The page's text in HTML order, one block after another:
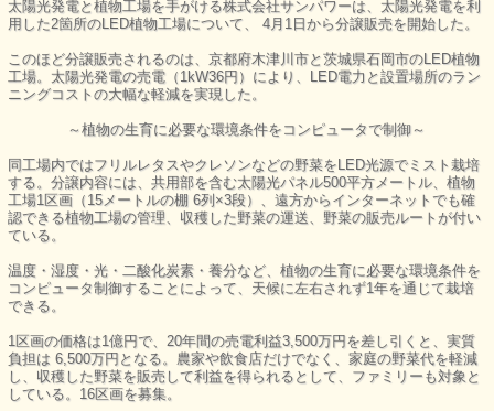
太陽光発電と植物工場を手がける株式会社サンパワーは、太陽光発電を利
用した2箇所のLED植物工場について、 4月1日から分譲販売を開始した。
このほど分譲販売されるのは、京都府木津川市と茨城県石岡市のLED植物
工場。太陽光発電の売電（1kW36円）により、LED電力と設置場所のラン
ニングコストの大幅な軽減を実現した。
～植物の生育に必要な環境条件をコンピュータで制御～
同工場内ではフリルレタスやクレソンなどの野菜をLED光源でミスト栽培
する。分譲内容には、共用部を含む太陽光パネル500平方メートル、植物
工場1区画（15メートルの棚 6列×3段）、遠方からインターネットでも確
認できる植物工場の管理、収穫した野菜の運送、野菜の販売ルートが付い
ている。
温度・湿度・光・二酸化炭素・養分など、植物の生育に必要な環境条件を
コンピュータ制御することによって、天候に左右されず1年を通じて栽培
できる。
1区画の価格は1億円で、20年間の売電利益3,500万円を差し引くと、実質
負担は 6,500万円となる。農家や飲食店だけでなく、家庭の野菜代を軽減
し、収穫した野菜を販売して利益を得られるとして、ファミリーも対象と
している。16区画を募集。